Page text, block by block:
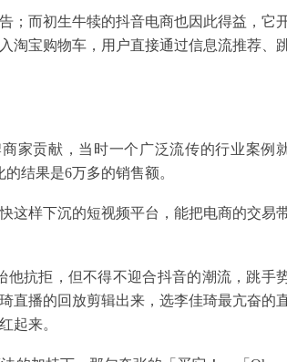
；而初生牛犊的抖音电商也因此得益，它
淘宝购物车，用户直接通过信息流推荐、
家贡献，当时一个广泛流传的行业案例
结果是6万多的销售额。
这样下沉的短视频平台，能把电商的交易
抗拒，但不得不迎合抖音的潮流，跳手
直播的回放剪辑出来，选李佳琦最亢奋的
起来。